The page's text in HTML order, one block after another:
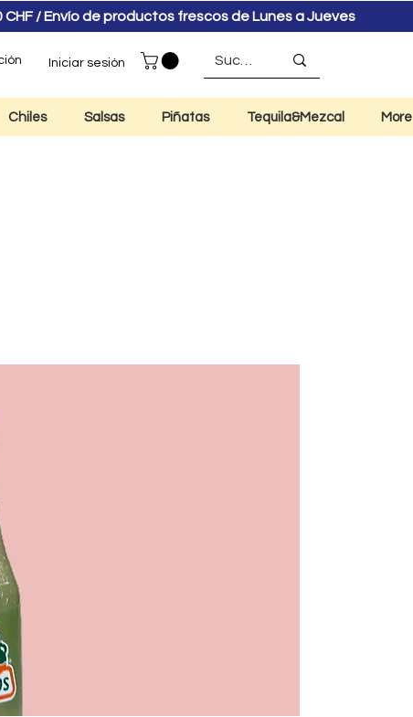
/ Envío de productos frescos de Lunes a Jueves
Iniciar sesión
Chiles Salsas Piñatas Tequila&Mezcal More